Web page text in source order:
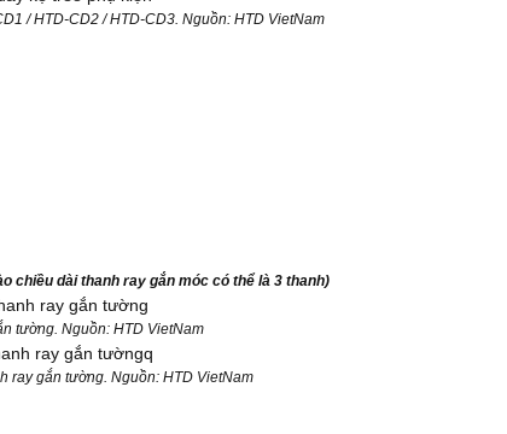
/ HTD-CD2 / HTD-CD3. Nguồn: HTD VietNam
chiều dài thanh ray gắn móc có thể là 3 thanh)
tường. Nguồn: HTD VietNam
ray gắn tường. Nguồn: HTD VietNam